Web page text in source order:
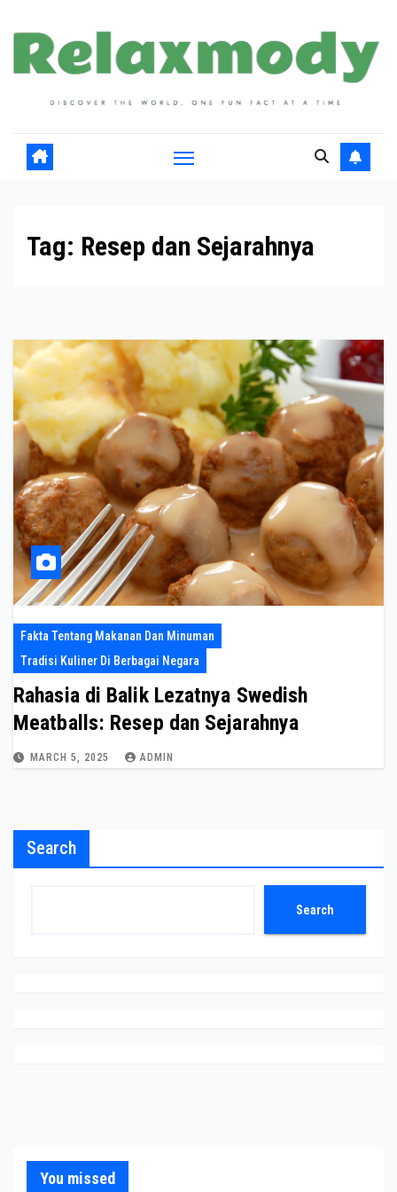
content
Tag: Resep dan Sejarahnya
Fakta Tentang Makanan Dan Minuman
Tradisi Kuliner Di Berbagai Negara
Rahasia di Balik Lezatnya Swedish
Meatballs: Resep dan Sejarahnya
MARCH 5, 2025 ADMIN
Search
Search
You missed